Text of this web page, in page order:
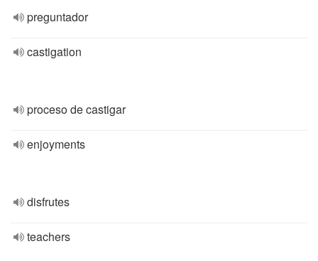
preguntador
castigation
proceso de castigar
enjoyments
disfrutes
teachers